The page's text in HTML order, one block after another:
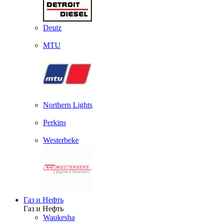
Deutz
MTU
Northern Lights
Perkins
Westerbeke
Газ и Нефть
Газ и Нефть
Waukesha